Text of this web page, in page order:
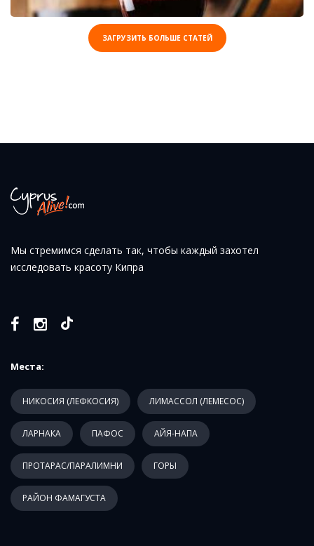
ЗАГРУЗИТЬ БОЛЬШЕ СТАТЕЙ
Мы стремимся сделать так, чтобы каждый захотел
исследовать красоту Кипра
Места:
НИКОСИЯ (ЛЕФКОСИЯ) ЛИМАССОЛ (ЛЕМЕСОС)
ЛАРНАКА ПАФОС АЙЯ-НАПА
ПРОТАРАС/ПАРАЛИМНИ ГОРЫ
РАЙОН ФАМАГУСТА